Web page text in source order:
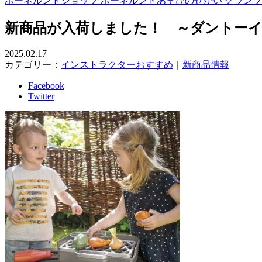
新商品が入荷しました！ ～ダントー
2025.02.17
カテゴリー： インストラクターおすすめ 新商品情報
Facebook
Twitter